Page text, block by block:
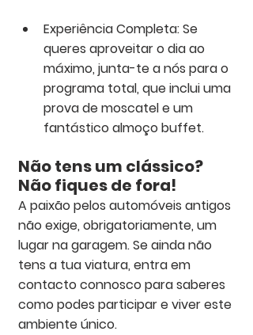
Experiência Completa: Se
queres aproveitar o dia ao
máximo, junta-te a nós para o
programa total, que inclui uma
prova de moscatel e um
fantástico almoço buffet.
Não tens um clássico?
Não fiques de fora!
A paixão pelos automóveis antigos
não exige, obrigatoriamente, um
lugar na garagem. Se ainda não
tens a tua viatura, entra em
contacto connosco para saberes
como podes participar e viver este
ambiente único.